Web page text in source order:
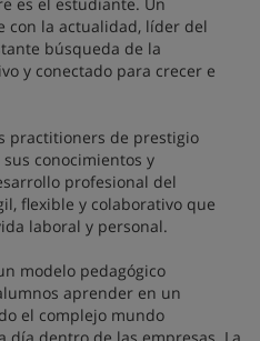
con la actualidad, líder del
búsqueda de la
y conectado para crecer e
practitioners de prestigio
conocimientos y
profesional del
flexible y colaborativo que
laboral y personal.
modelo pedagógico
aprender en un
el complejo mundo